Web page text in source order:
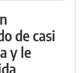
de casi
y le